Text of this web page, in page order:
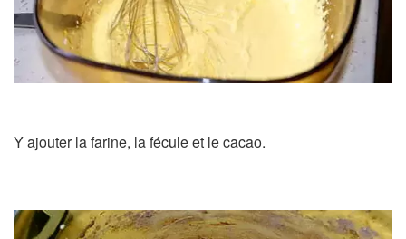
Y ajouter la farine, la fécule et le cacao.